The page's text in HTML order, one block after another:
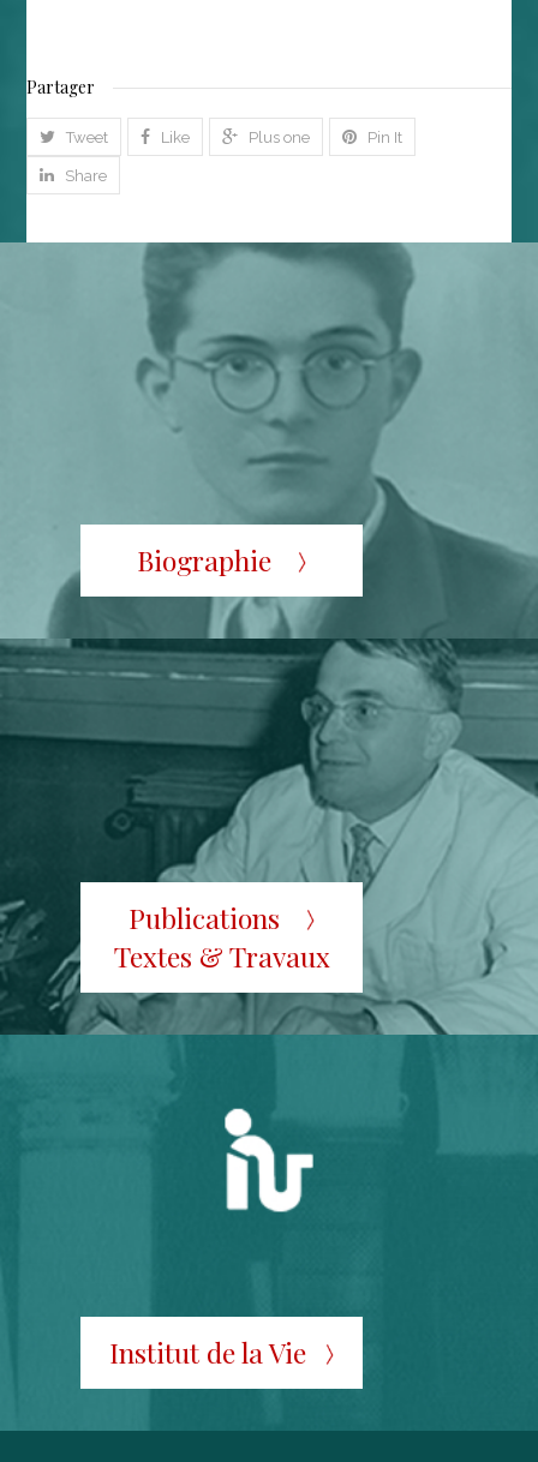
Partager
Tweet Like Plus one Pin It
Share
Biographie
Publications
Textes & Travaux
Institut de la Vie